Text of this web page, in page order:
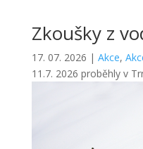
Zkoušky z
17. 07. 2026 | Akce,
11.7. 2026 proběhly v